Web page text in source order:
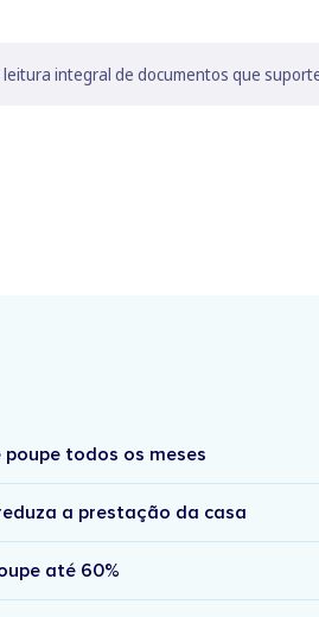
integral de documentos que
todos os meses
a prestação da casa
até 60%